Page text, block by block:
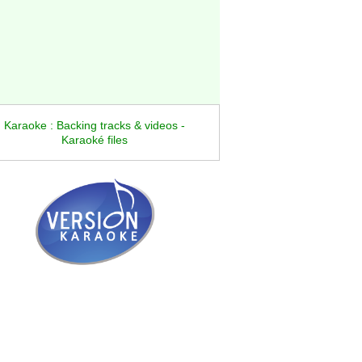
Karaoke : Backing tracks & videos -
Karaoké files